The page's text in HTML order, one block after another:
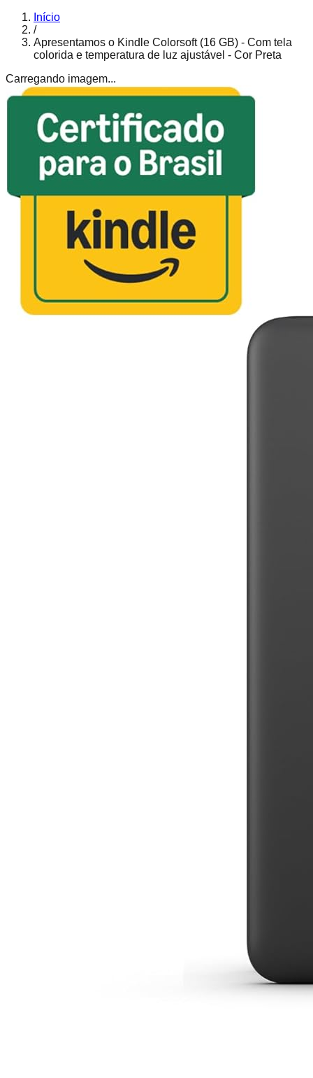
Início
/
Apresentamos o Kindle Colorsoft (16 GB) - Com tela
colorida e temperatura de luz ajustável - Cor Preta
Carregando imagem...